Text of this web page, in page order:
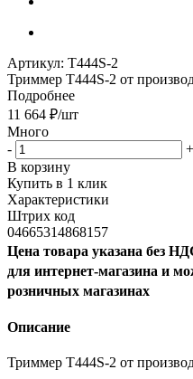
Артикул: T444S-2
Триммер T444S-2 от
Подробнее
11 664 ₽/шт
Много
-
+
В корзину
Купить в 1 клик
Характеристики
Штрих код
04665314868157
Цена товара указана без
для интернет-магазина и
розничных магазинах
Описание
Триммер T444S-2 от